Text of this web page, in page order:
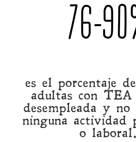
76-90
es el porcentaje
adultas con TEA
desempleada y no
ninguna actividad
o laboral.